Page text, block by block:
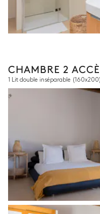
CHAMBRE 2
1 Lit double inséparable (160x200)